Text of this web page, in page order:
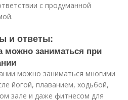
с продуманной
и ответы:
можно заниматься при
можно заниматься многими
йогой, плаванием, ходьбой,
зале и даже фитнесом для